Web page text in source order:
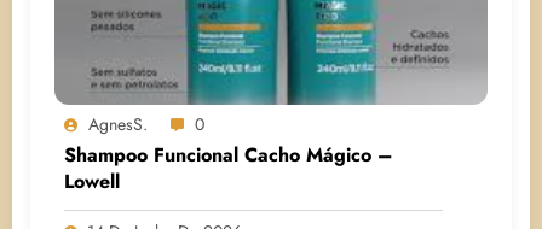
AgnesS. 0
Shampoo Funcional Cacho Mágico –
Lowell